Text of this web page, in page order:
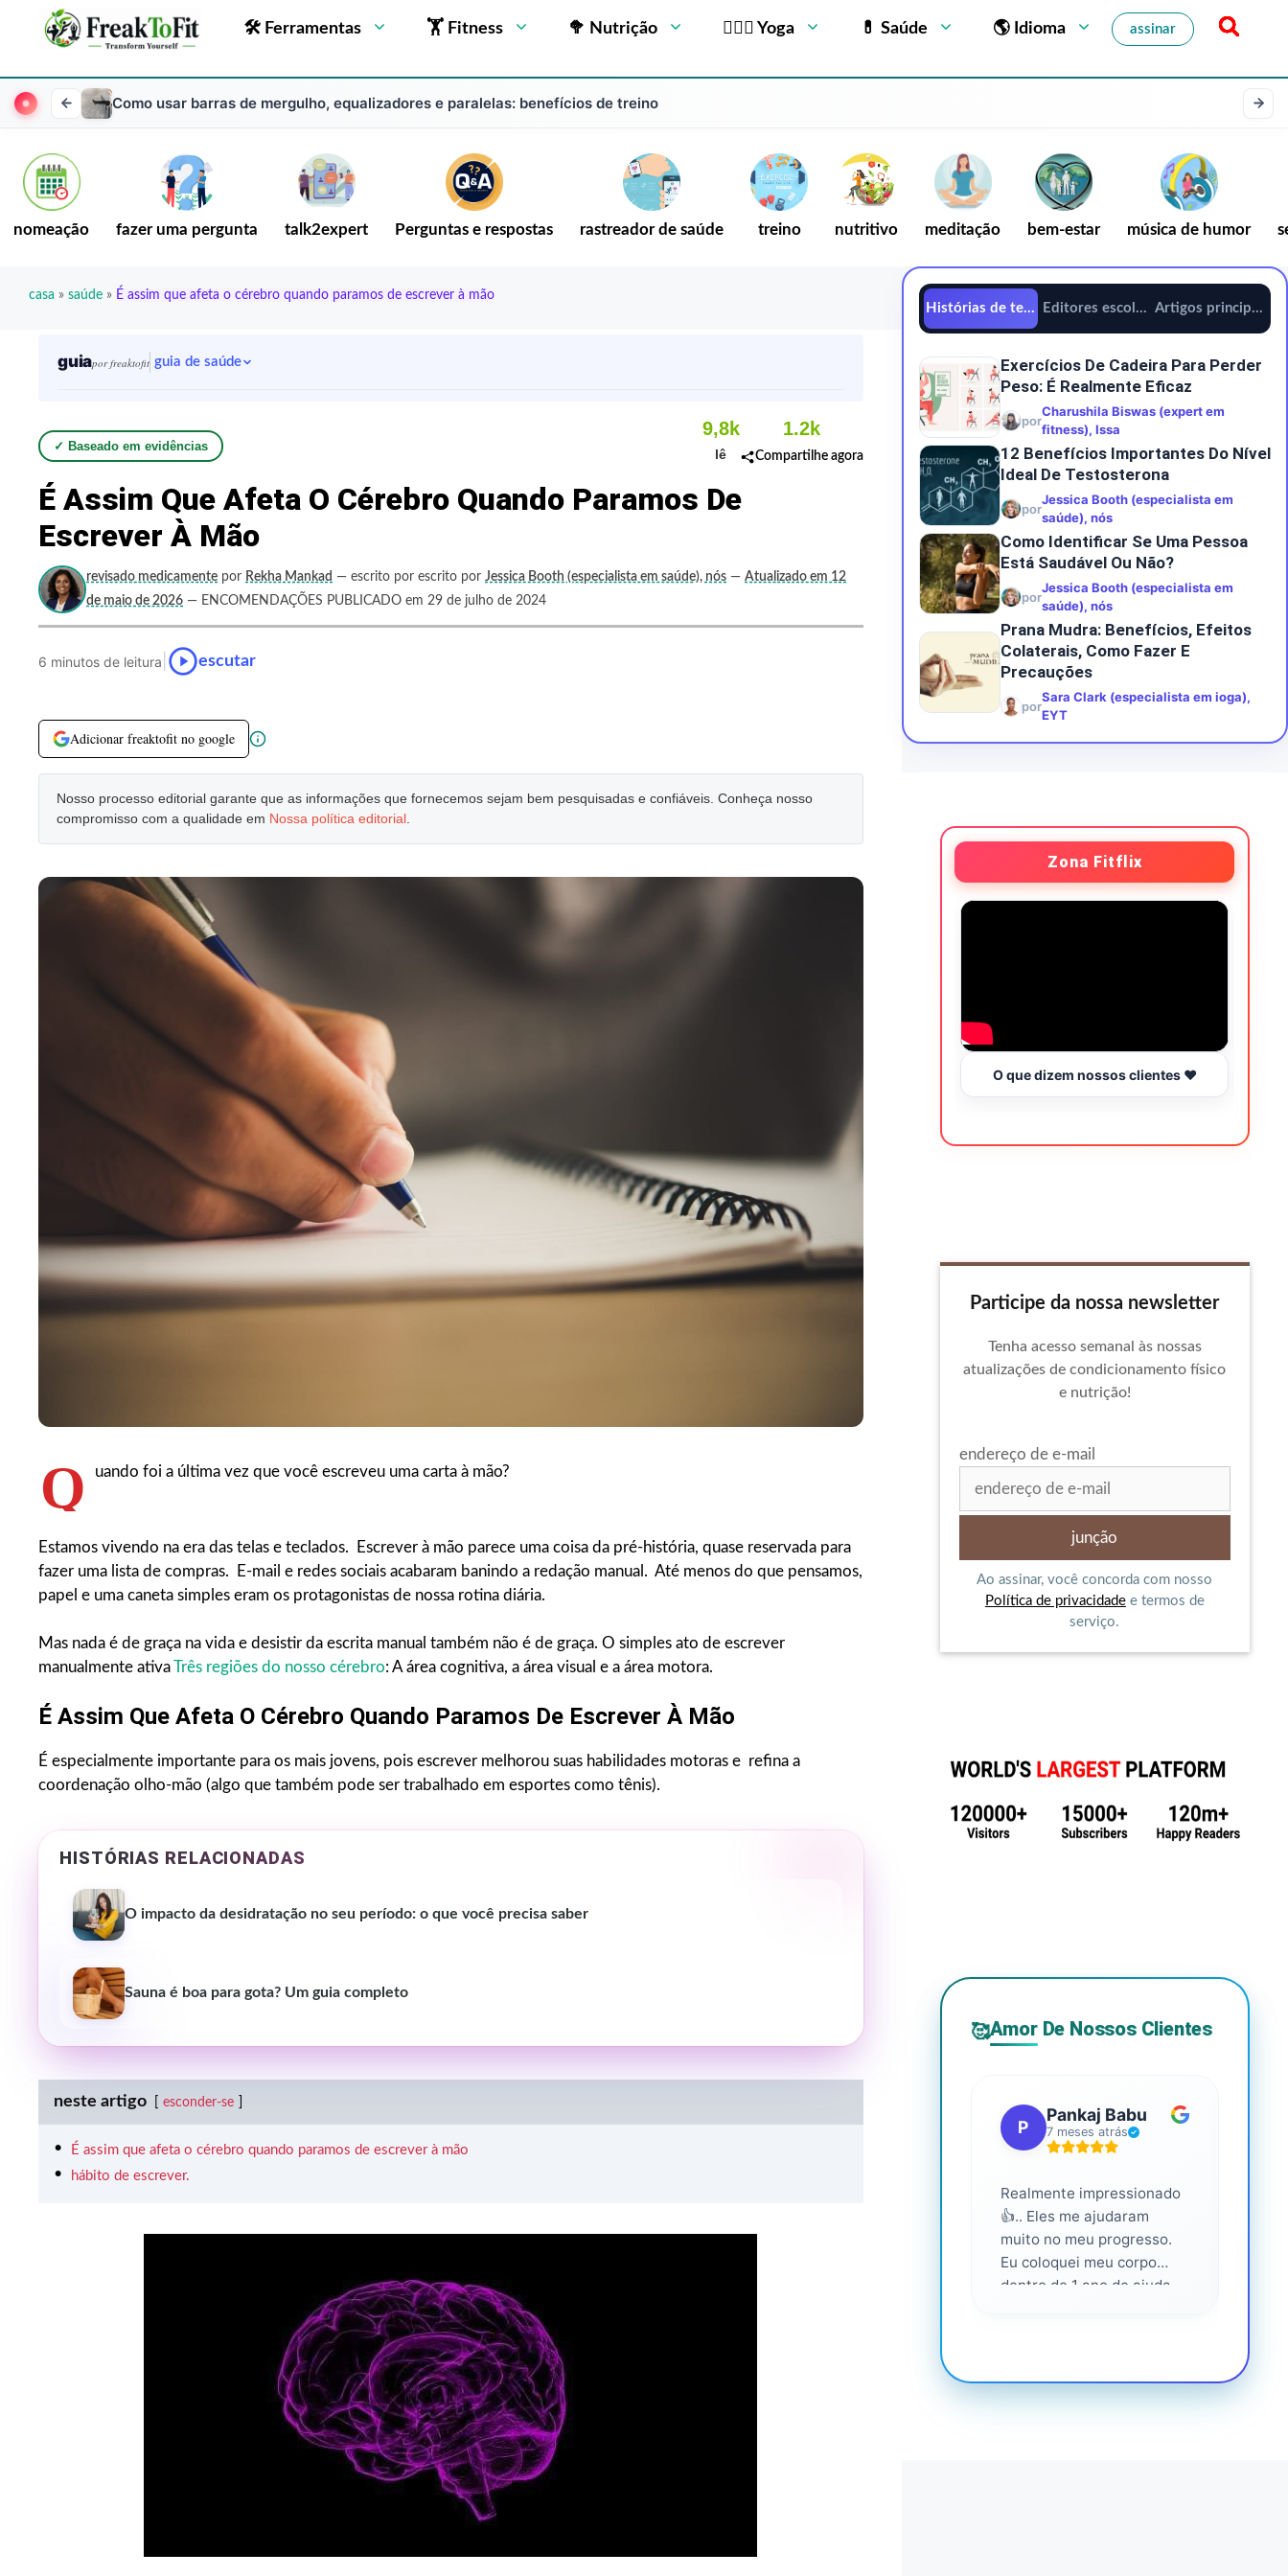
🛠 Ferramentas 🏋 Fitness 🥦 Nutrição 🧘🏻‍♂️ Yoga 💊 Saúde 🌎 Idioma assinar
Como usar barras de mergulho, equalizadores e paralelas: benefícios de treino
nomeação fazer uma pergunta talk2expert Perguntas e respostas rastreador de saúde treino nutritivo meditação bem-estar música de humor
casa » saúde » É assim que afeta o cérebro quando paramos de escrever à mão
guiapor freaktofit guia de saúde
✓ Baseado em evidências
9,8k
lê
1.2k
Compartilhe agora
É Assim Que Afeta O Cérebro Quando Paramos De
Escrever À Mão
revisado medicamente por Rekha Mankad — escrito por escrito por Jessica Booth (especialista em saúde), nós — Atualizado em 12
de maio de 2026 — ENCOMENDAÇÕES PUBLICADO em 29 de julho de 2024
6 minutos de leitura escutar
Adicionar freaktofit no google
Nosso processo editorial garante que as informações que fornecemos sejam bem pesquisadas e confiáveis. Conheça nosso
compromisso com a qualidade em Nossa política editorial
Q uando foi a última vez que você escreveu uma carta à mão?
Estamos vivendo na era das telas e teclados. Escrever à mão parece uma coisa da pré-história, quase reservada para
fazer uma lista de compras. E-mail e redes sociais acabaram banindo a redação manual. Até menos do que pensamos,
papel e uma caneta simples eram os protagonistas de nossa rotina diária.
Mas nada é de graça na vida e desistir da escrita manual também não é de graça. O simples ato de escrever
manualmente ativaTrês regiões do nosso cérebro: A área cognitiva, a área visual e a área motora.
É Assim Que Afeta O Cérebro Quando Paramos De Escrever À Mão
É especialmente importante para os mais jovens, pois escrever melhorou suas habilidades motoras e refina a
coordenação olho-mão (algo que também pode ser trabalhado em esportes como tênis).
HISTÓRIAS RELACIONADAS
O impacto da desidratação no seu período: o que você precisa saber
Sauna é boa para gota? Um guia completo
neste artigo esconder-se
É assim que afeta o cérebro quando paramos de escrever à mão
hábito de escrever.
Histórias de tendênciasEditores escolhemArtigos principais
Exercícios De Cadeira Para Perder
Peso: É Realmente Eficaz
por
Charushila Biswas (expert em
fitness), Issa
12 Benefícios Importantes Do Nível
Ideal De Testosterona
por
Jessica Booth (especialista em
saúde), nós
Como Identificar Se Uma Pessoa
Está Saudável Ou Não?
por
Jessica Booth (especialista em
saúde), nós
Prana Mudra: Benefícios, Efeitos
Colaterais, Como Fazer E
Precauções
por
Sara Clark (especialista em ioga),
EYT
Zona Fitflix
O que dizem nossos clientes ❤️
Participe da nossa newsletter
Tenha acesso semanal às nossas
atualizações de condicionamento físico
e nutrição!
endereço de e-mail
Ao assinar, você concorda com nosso
Política de privacidadee termos de
serviço.
🥰Amor De Nossos Clientes
P
Pankaj Babu
7 meses atrás
Realmente impressionado
👍.. Eles me ajudaram
muito no meu progresso.
Eu coloquei meu corpo
dentro de 1 ano de ajuda